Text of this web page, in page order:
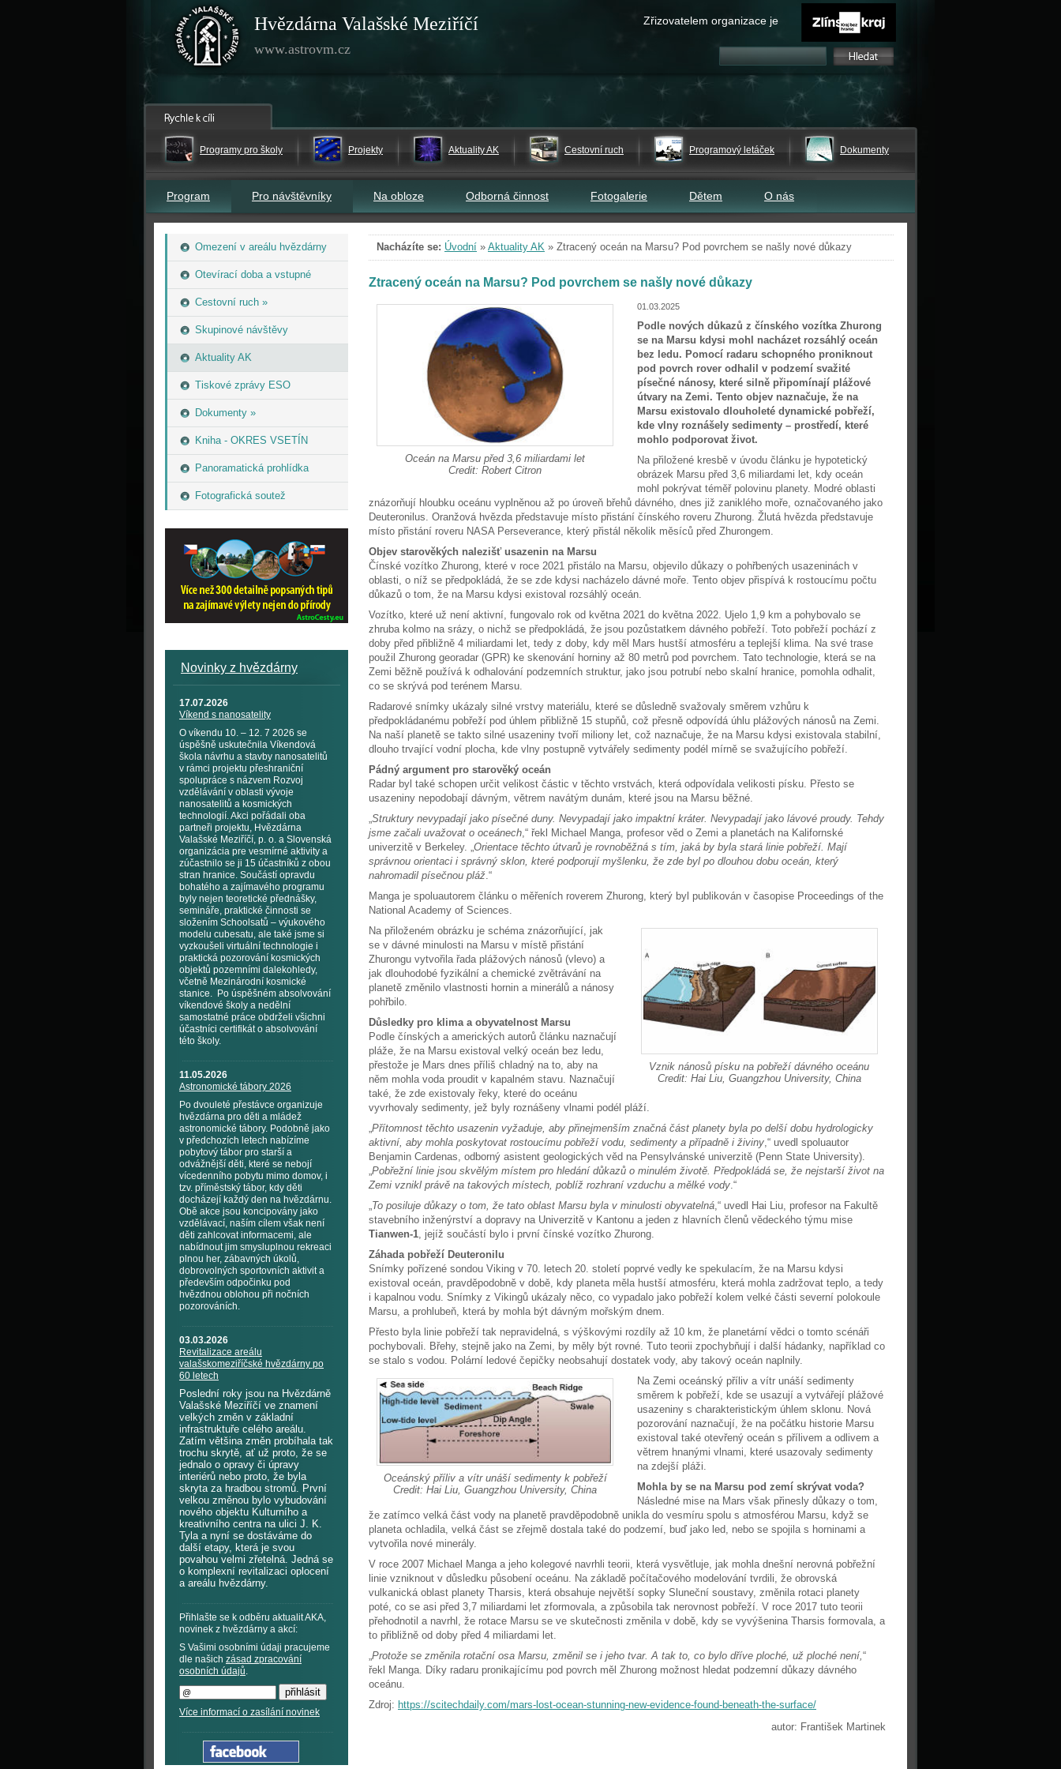
Hvězdárna Valašské Meziříčí
www.astrovm.cz
Zřizovatelem organizace je
Programy pro školy Projekty Aktuality AK Cestovní ruch Programový letáček Dokumenty
Program Pro návštěvníky Na obloze Odborná činnost Fotogalerie Dětem O nás
Omezení v areálu hvězdárny
Otevírací doba a vstupné
Cestovní ruch »
Skupinové návštěvy
Aktuality AK
Tiskové zprávy ESO
Dokumenty »
Kniha - OKRES VSETÍN
Panoramatická prohlídka
Fotografická soutež
Novinky z hvězdárny
17.07.2026
Víkend s nanosatelity
O víkendu 10. – 12. 7 2026 se
úspěšně uskutečnila Víkendová
škola návrhu a stavby nanosatelitů
v rámci projektu přeshraniční
spolupráce s názvem Rozvoj
vzdělávání v oblasti vývoje
nanosatelitů a kosmických
technologií. Akci pořádali oba
partneři projektu, Hvězdárna
Valašské Meziříčí, p. o. a Slovenská
organizácia pre vesmírné aktivity a
zúčastnilo se ji 15 účastníků z obou
stran hranice. Součástí opravdu
bohatého a zajímavého programu
byly nejen teoretické přednášky,
semináře, praktické činnosti se
složením Schoolsatů – výukového
modelu cubesatu, ale také jsme si
vyzkoušeli virtuální technologie i
praktická pozorování kosmických
objektů pozemními dalekohledy,
včetně Mezinárodní kosmické
stanice. Po úspěšném absolvování
víkendové školy a nedělní
samostatné práce obdrželi všichni
účastníci certifikát o absolvování
této školy.
11.05.2026
Astronomické tábory 2026
Po dvouleté přestávce organizuje
hvězdárna pro děti a mládež
astronomické tábory. Podobně jako
v předchozích letech nabízíme
pobytový tábor pro starší a
odvážnější děti, které se nebojí
vícedenního pobytu mimo domov, i
tzv. příměstský tábor, kdy děti
docházejí každý den na hvězdárnu.
Obě akce jsou koncipovány jako
vzdělávací, naším cílem však není
děti zahlcovat informacemi, ale
nabídnout jim smysluplnou rekreaci
plnou her, zábavných úkolů,
dobrovolných sportovních aktivit a
především odpočinku pod
hvězdnou oblohou při nočních
pozorováních.
03.03.2026
Revitalizace areálu
valašskomeziříčské hvězdárny po
60 letech
Poslední roky jsou na Hvězdárně
Valašské Meziříčí ve znamení
velkých změn v základní
infrastruktuře celého areálu.
Zatím většina změn probíhala tak
trochu skrytě, ať už proto, že se
jednalo o opravy či úpravy
interiérů nebo proto, že byla
skryta za hradbou stromů. První
velkou změnou bylo vybudování
nového objektu Kulturního a
kreativního centra na ulici J. K.
Tyla a nyní se dostáváme do
další etapy, která je svou
povahou velmi zřetelná. Jedná se
o komplexní revitalizaci oplocení
a areálu hvězdárny.
Přihlašte se k odběru aktualit AKA,
novinek z hvězdárny a akcí:
S Vašimi osobními údaji pracujeme
dle našich zásad zpracování
osobních údajů.
Více informací o zasílání novinek
Nacházíte se: Úvodní » Aktuality AK » Ztracený oceán na Marsu? Pod povrchem se našly nové důkazy
Ztracený oceán na Marsu? Pod povrchem se našly nové důkazy
01.03.2025
Oceán na Marsu před 3,6 miliardami let
Credit: Robert Citron
Podle nových důkazů z čínského vozítka Zhurong
se na Marsu kdysi mohl nacházet rozsáhlý oceán
bez ledu. Pomocí radaru schopného proniknout
pod povrch rover odhalil v podzemí svažité
písečné nánosy, které silně připomínají plážové
útvary na Zemi. Tento objev naznačuje, že na
Marsu existovalo dlouholeté dynamické pobřeží,
kde vlny roznášely sedimenty – prostředí, které
mohlo podporovat život.
Na přiložené kresbě v úvodu článku je hypotetický
obrázek Marsu před 3,6 miliardami let, kdy oceán
mohl pokrývat téměř polovinu planety. Modré oblasti
znázorňují hloubku oceánu vyplněnou až po úroveň břehů dávného, dnes již zaniklého moře, označovaného jako
Deuteronilus. Oranžová hvězda představuje místo přistání čínského roveru Zhurong. Žlutá hvězda představuje
místo přistání roveru NASA Perseverance, který přistál několik měsíců před Zhurongem.
Objev starověkých nalezišť usazenin na Marsu
Čínské vozítko Zhurong, které v roce 2021 přistálo na Marsu, objevilo důkazy o pohřbených usazeninách v
oblasti, o níž se předpokládá, že se zde kdysi nacházelo dávné moře. Tento objev přispívá k rostoucímu počtu
důkazů o tom, že na Marsu kdysi existoval rozsáhlý oceán.
Vozítko, které už není aktivní, fungovalo rok od května 2021 do května 2022. Ujelo 1,9 km a pohybovalo se
zhruba kolmo na srázy, o nichž se předpokládá, že jsou pozůstatkem dávného pobřeží. Toto pobřeží pochází z
doby před přibližně 4 miliardami let, tedy z doby, kdy měl Mars hustší atmosféru a teplejší klima. Na své trase
použil Zhurong georadar (GPR) ke skenování horniny až 80 metrů pod povrchem. Tato technologie, která se na
Zemi běžně používá k odhalování podzemních struktur, jako jsou potrubí nebo skalní hranice, pomohla odhalit,
co se skrývá pod terénem Marsu.
Radarové snímky ukázaly silné vrstvy materiálu, které se důsledně svažovaly směrem vzhůru k
předpokládanému pobřeží pod úhlem přibližně 15 stupňů, což přesně odpovídá úhlu plážových nánosů na Zemi.
Na naší planetě se takto silné usazeniny tvoří miliony let, což naznačuje, že na Marsu kdysi existovala stabilní,
dlouho trvající vodní plocha, kde vlny postupně vytvářely sedimenty podél mírně se svažujícího pobřeží.
Pádný argument pro starověký oceán
Radar byl také schopen určit velikost částic v těchto vrstvách, která odpovídala velikosti písku. Přesto se
usazeniny nepodobají dávným, větrem navátým dunám, které jsou na Marsu běžné.
„Struktury nevypadají jako písečné duny. Nevypadají jako impaktní kráter. Nevypadají jako lávové proudy. Tehdy
jsme začali uvažovat o oceánech,“ řekl Michael Manga, profesor věd o Zemi a planetách na Kalifornské
univerzitě v Berkeley. „Orientace těchto útvarů je rovnoběžná s tím, jaká by byla stará linie pobřeží. Mají
správnou orientaci i správný sklon, které podporují myšlenku, že zde byl po dlouhou dobu oceán, který
nahromadil písečnou pláž.“
Manga je spoluautorem článku o měřeních roverem Zhurong, který byl publikován v časopise Proceedings of the
National Academy of Sciences.
Vznik nánosů písku na pobřeží dávného oceánu
Credit: Hai Liu, Guangzhou University, China
Na přiloženém obrázku je schéma znázorňující, jak
se v dávné minulosti na Marsu v místě přistání
Zhurongu vytvořila řada plážových nánosů (vlevo) a
jak dlouhodobé fyzikální a chemické zvětrávání na
planetě změnilo vlastnosti hornin a minerálů a nánosy
pohřbilo.
Důsledky pro klima a obyvatelnost Marsu
Podle čínských a amerických autorů článku naznačují
pláže, že na Marsu existoval velký oceán bez ledu,
přestože je Mars dnes příliš chladný na to, aby na
něm mohla voda proudit v kapalném stavu. Naznačují
také, že zde existovaly řeky, které do oceánu
vyvrhovaly sedimenty, jež byly roznášeny vlnami podél pláží.
„Přítomnost těchto usazenin vyžaduje, aby přinejmenším značná část planety byla po delší dobu hydrologicky
aktivní, aby mohla poskytovat rostoucímu pobřeží vodu, sedimenty a případně i živiny,“ uvedl spoluautor
Benjamin Cardenas, odborný asistent geologických věd na Pensylvánské univerzitě (Penn State University).
„Pobřežní linie jsou skvělým místem pro hledání důkazů o minulém životě. Předpokládá se, že nejstarší život na
Zemi vznikl právě na takových místech, poblíž rozhraní vzduchu a mělké vody.“
„To posiluje důkazy o tom, že tato oblast Marsu byla v minulosti obyvatelná,“ uvedl Hai Liu, profesor na Fakultě
stavebního inženýrství a dopravy na Univerzitě v Kantonu a jeden z hlavních členů vědeckého týmu mise
Tianwen-1, jejíž součástí bylo i první čínské vozítko Zhurong.
Záhada pobřeží Deuteronilu
Snímky pořízené sondou Viking v 70. letech 20. století poprvé vedly ke spekulacím, že na Marsu kdysi
existoval oceán, pravděpodobně v době, kdy planeta měla hustší atmosféru, která mohla zadržovat teplo, a tedy
i kapalnou vodu. Snímky z Vikingů ukázaly něco, co vypadalo jako pobřeží kolem velké části severní polokoule
Marsu, a prohlubeň, která by mohla být dávným mořským dnem.
Přesto byla linie pobřeží tak nepravidelná, s výškovými rozdíly až 10 km, že planetární vědci o tomto scénáři
pochybovali. Břehy, stejně jako na Zemi, by měly být rovné. Tuto teorii zpochybňují i další hádanky, například co
se stalo s vodou. Polární ledové čepičky neobsahují dostatek vody, aby takový oceán naplnily.
Oceánský příliv a vítr unáší sedimenty k pobřeží
Credit: Hai Liu, Guangzhou University, China
Na Zemi oceánský příliv a vítr unáší sedimenty
směrem k pobřeží, kde se usazují a vytvářejí plážové
usazeniny s charakteristickým úhlem sklonu. Nová
pozorování naznačují, že na počátku historie Marsu
existoval také otevřený oceán s přílivem a odlivem a
větrem hnanými vlnami, které usazovaly sedimenty
na zdejší pláži.
Mohla by se na Marsu pod zemí skrývat voda?
Následné mise na Mars však přinesly důkazy o tom,
že zatímco velká část vody na planetě pravděpodobně unikla do vesmíru spolu s atmosférou Marsu, když se
planeta ochladila, velká část se zřejmě dostala také do podzemí, buď jako led, nebo se spojila s horninami a
vytvořila nové minerály.
V roce 2007 Michael Manga a jeho kolegové navrhli teorii, která vysvětluje, jak mohla dnešní nerovná pobřežní
linie vzniknout v důsledku působení oceánu. Na základě počítačového modelování tvrdili, že obrovská
vulkanická oblast planety Tharsis, která obsahuje největší sopky Sluneční soustavy, změnila rotaci planety
poté, co se asi před 3,7 miliardami let zformovala, a způsobila tak nerovnost pobřeží. V roce 2017 tuto teorii
přehodnotil a navrhl, že rotace Marsu se ve skutečnosti změnila v době, kdy se vyvýšenina Tharsis formovala, a
to přibližně od doby před 4 miliardami let.
„Protože se změnila rotační osa Marsu, změnil se i jeho tvar. A tak to, co bylo dříve ploché, už ploché není,“
řekl Manga. Díky radaru pronikajícímu pod povrch měl Zhurong možnost hledat podzemní důkazy dávného
oceánu.
Zdroj: https://scitechdaily.com/mars-lost-ocean-stunning-new-evidence-found-beneath-the-surface/
autor: František Martinek